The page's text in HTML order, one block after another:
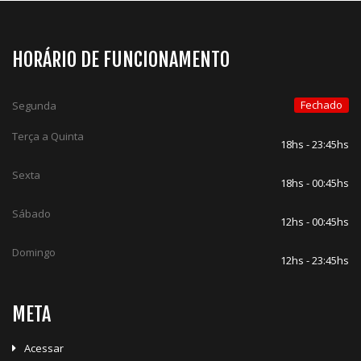
HORÁRIO DE FUNCIONAMENTO
Segunda Fechado
Terça a Quinta
18hs - 23:45hs
Sexta
18hs - 00:45hs
Sábado
12hs - 00:45hs
Domingo
12hs - 23:45hs
META
Acessar